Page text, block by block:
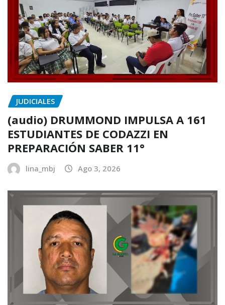
JUDICIALES
(audio) DRUMMOND IMPULSA A 161
ESTUDIANTES DE CODAZZI EN
PREPARACIÓN SABER 11°
lina_mbj Ago 3, 2026